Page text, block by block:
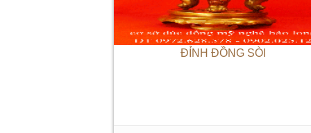
ĐỈNH ĐỒNG SÒI